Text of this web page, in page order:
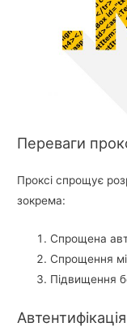
Переваги
Проксі спрощує
зокрема:
Спрощена
Спрощення
Підвищення